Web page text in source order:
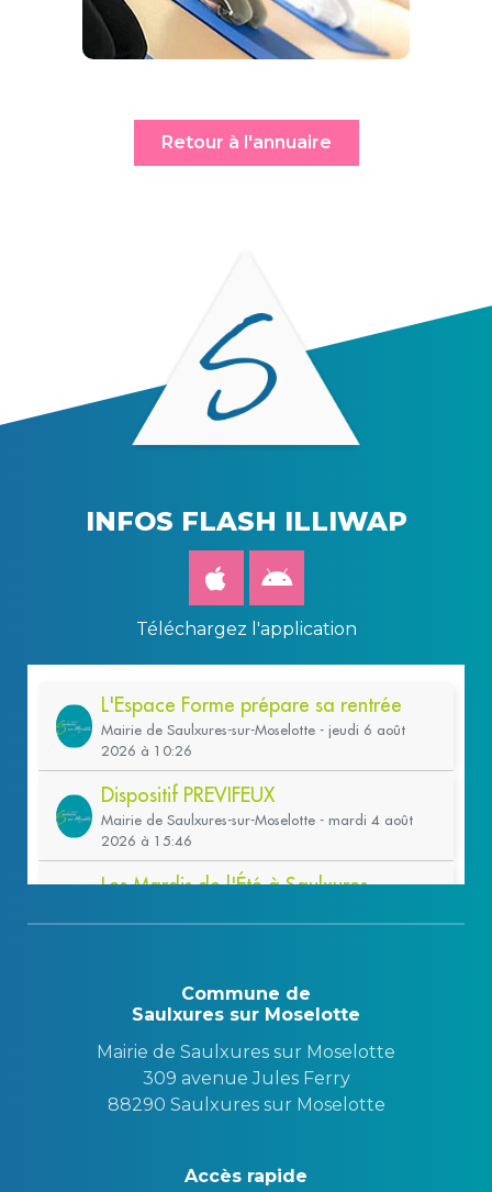
Retour à l'annuaire
INFOS FLASH ILLIWAP
Téléchargez l'application
Commune de
Saulxures sur Moselotte
Mairie de Saulxures sur Moselotte
309 avenue Jules Ferry
88290 Saulxures sur Moselotte
Accès rapide